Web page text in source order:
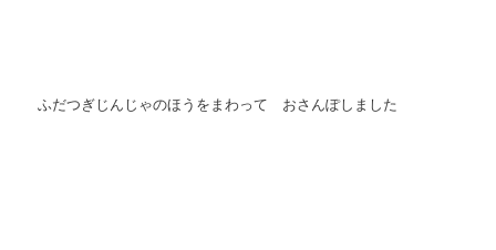
ふだつぎじんじゃのほうをまわって おさんぽしました